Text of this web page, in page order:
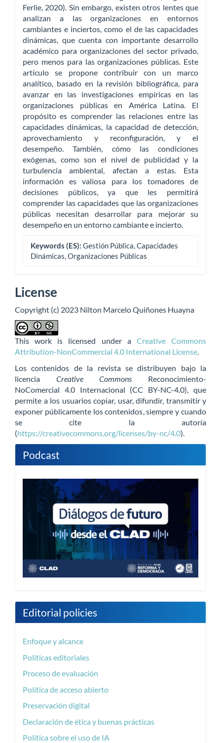
Ferlie, 2020). Sin embargo, existen otros lentes que
analizan a las organizaciones en entornos
cambiantes e inciertos, como el de las capacidades
dinámicas, que cuenta con importante desarrollo
académico para organizaciones del sector privado,
pero menos para las organizaciones públicas. Este
artículo se propone contribuir con un marco
analítico, basado en la revisión bibliográfica, para
avanzar en las investigaciones empíricas en las
organizaciones públicas en América Latina. El
propósito es comprender las relaciones entre las
capacidades dinámicas, la capacidad de detección,
aprovechamiento y reconfiguración, y el
desempeño. También, cómo las condiciones
exógenas, como son el nivel de publicidad y la
turbulencia ambiental, afectan a estas. Esta
información es valiosa para los tomadores de
decisiones públicos, ya que les permitirá
comprender las capacidades que las organizaciones
públicas necesitan desarrollar para mejorar su
desempeño en un entorno cambiante e incierto.
Keywords (ES): Gestión Pública, Capacidades
Dinámicas, Organizaciones Públicas
License
Copyright (c) 2023 Nilton Marcelo Quiñones Huayna
This work is licensed under a Creative Commons
Attribution-NonCommercial 4.0 International License.
Los contenidos de la revista se distribuyen bajo la
licencia Creative Commons Reconocimiento-
NoComercial 4.0 Internacional (CC BY-NC-4.0), que
permite a los usuarios copiar, usar, difundir, transmitir y
exponer públicamente los contenidos, siempre y cuando
se cite la autoría
(https://creativecommons.org/licenses/by-nc/4.0).
Podcast
Editorial policies
Enfoque y alcance
Políticas editoriales
Proceso de evaluación
Política de acceso abierto
Preservación digital
Declaración de ética y buenas prácticas
Política sobre el uso de IA